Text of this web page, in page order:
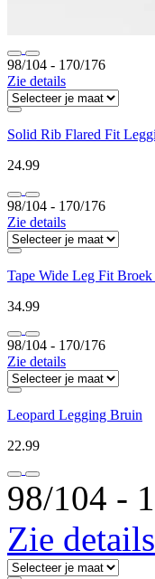
98/104 ‐ 170/176
Zie details
Solid Rib Flared Fit
24.99
98/104 ‐ 170/176
Zie details
Tape Wide Leg Fit Broek
34.99
98/104 ‐ 170/176
Zie details
Leopard Legging Bruin
22.99
98/104 ‐
Zie details